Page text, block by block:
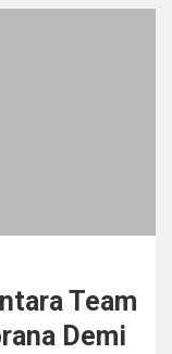
Team
Demi